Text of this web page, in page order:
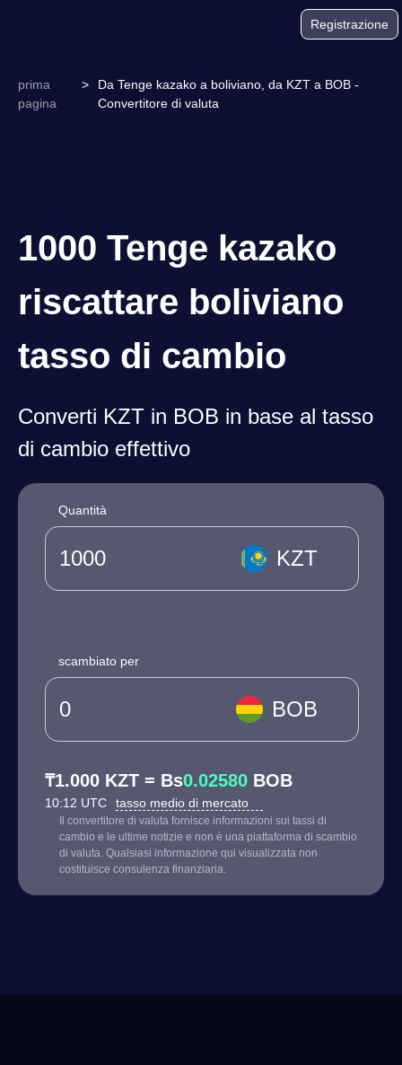
Registrazione
prima
pagina
>
Da Tenge kazako a boliviano, da KZT a BOB -
Convertitore di valuta
1000 Tenge kazako
riscattare boliviano
tasso di cambio
Converti KZT in BOB in base al tasso
di cambio effettivo
Quantità
KZT
scambiato per
BOB
₸1.000 KZT = Bs0.02580 BOB
10:12 UTC tasso medio di mercato
Il convertitore di valuta fornisce informazioni sui tassi di
cambio e le ultime notizie e non è una piattaforma di scambio
di valuta. Qualsiasi informazione qui visualizzata non
costituisce consulenza finanziaria.